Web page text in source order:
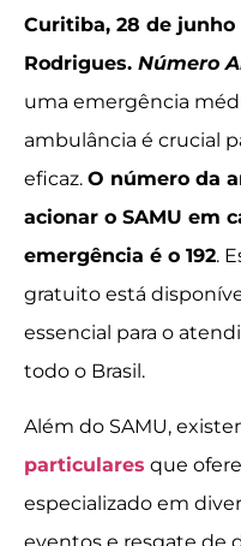
Curitiba, 28 de junho
Rodrigues. Número
uma emergência
ambulância é crucial
eficaz. O número da
acionar o SAMU em
emergência é o 192.
gratuito está
essencial para o
todo o Brasil.
Além do SAMU,
particulares que
especializado em